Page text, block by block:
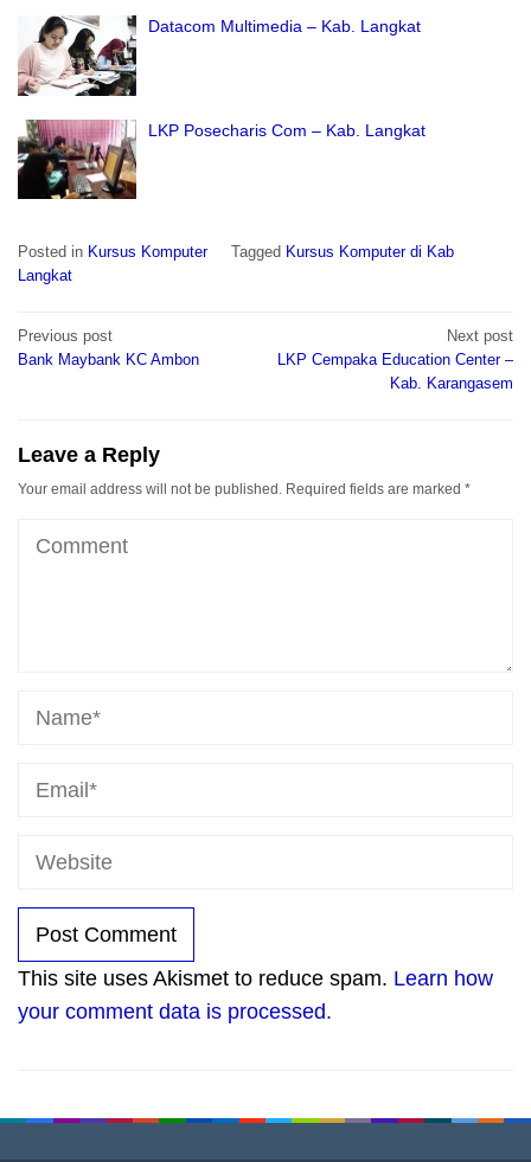
Datacom Multimedia – Kab. Langkat
LKP Posecharis Com – Kab. Langkat
Posted in Kursus Komputer Tagged Kursus Komputer di Kab
Langkat
Post
navigation
Previous post
Bank Maybank KC Ambon
Next post
LKP Cempaka Education Center –
Kab. Karangasem
Leave a Reply
Your email address will not be published. Required fields are marked *
This site uses Akismet to reduce spam. Learn how
your comment data is processed.